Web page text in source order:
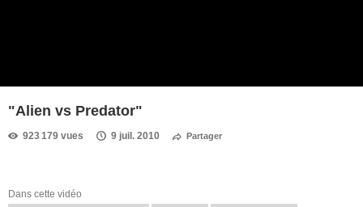
"Alien vs Predator"
923 179 vues 9 juil. 2010 Partager
Dans cette vidéo